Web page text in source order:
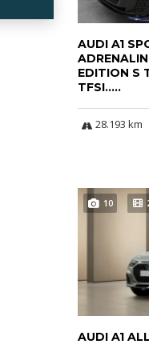
AUDI A1
EDITION S
TFSI.....
28.193 km
10
AUDI A1